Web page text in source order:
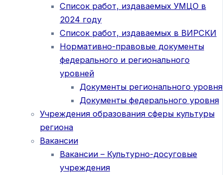
Список работ, издаваемых УМЦО в
2024 году
Список работ, издаваемых в ВИРСКИ
Нормативно-правовые документы
федерального и регионального
уровней
Документы регионального уровня
Документы федерального уровня
Учреждения образования сферы культуры
региона
Вакансии
Вакансии – Культурно-досуговые
учреждения